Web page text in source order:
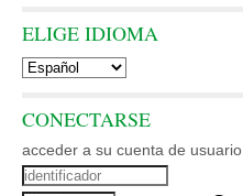
ELIGE IDIOMA
CONECTARSE
acceder a su cuenta de usuario